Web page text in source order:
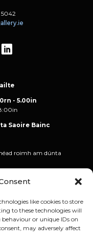
like cookies to store
to these technologies will
or unique IDs on
may adversely affect
5042
- 5.00in
Saoire Bainc
roimh am dúnta